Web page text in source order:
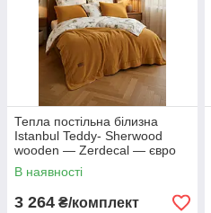
Тепла постільна білизна
Istanbul Teddy- Sherwood
wooden — Zerdecal — євро
В наявності
3 264 ₴/комплект